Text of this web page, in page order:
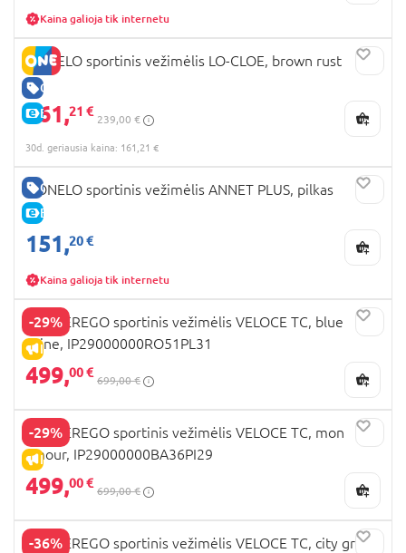
Kaina galioja tik internetu
GERA KAINA
E-KAINA
LIONELO sportinis vežimėlis LO-CLOE, brown rust
161,21 €
239,00 €
30d. geriausia kaina: 161,21 €
GERA KAINA
E-KAINA
LIONELO sportinis vežimėlis ANNET PLUS, pilkas
151,20 €
Kaina galioja tik internetu
-29%
IŠPARDAVIMAS
PEG PEREGO sportinis vežimėlis VELOCE TC, blue
shine, IP29000000RO51PL31
499,00 €
699,00 €
-29%
IŠPARDAVIMAS
PEG PEREGO sportinis vežimėlis VELOCE TC, mon
amour, IP29000000BA36PI29
499,00 €
699,00 €
-36%
PEG PEREGO sportinis vežimėlis VELOCE TC, city grey,